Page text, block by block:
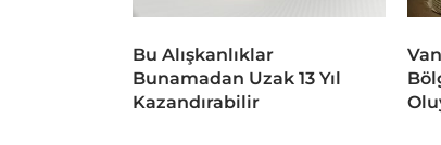
Bu Alışkanlıklar
Bunamadan Uzak 13 Yıl
Kazandırabilir